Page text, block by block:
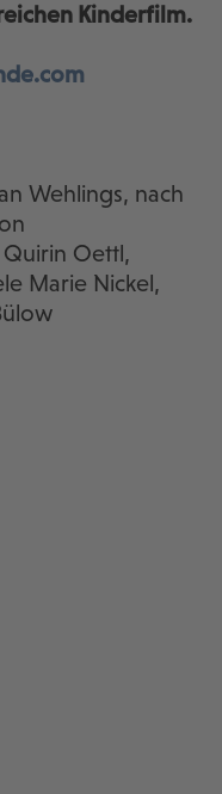
Kinderfilm.
Wehlings, nach
Quirin Oettl,
Marie Nickel,